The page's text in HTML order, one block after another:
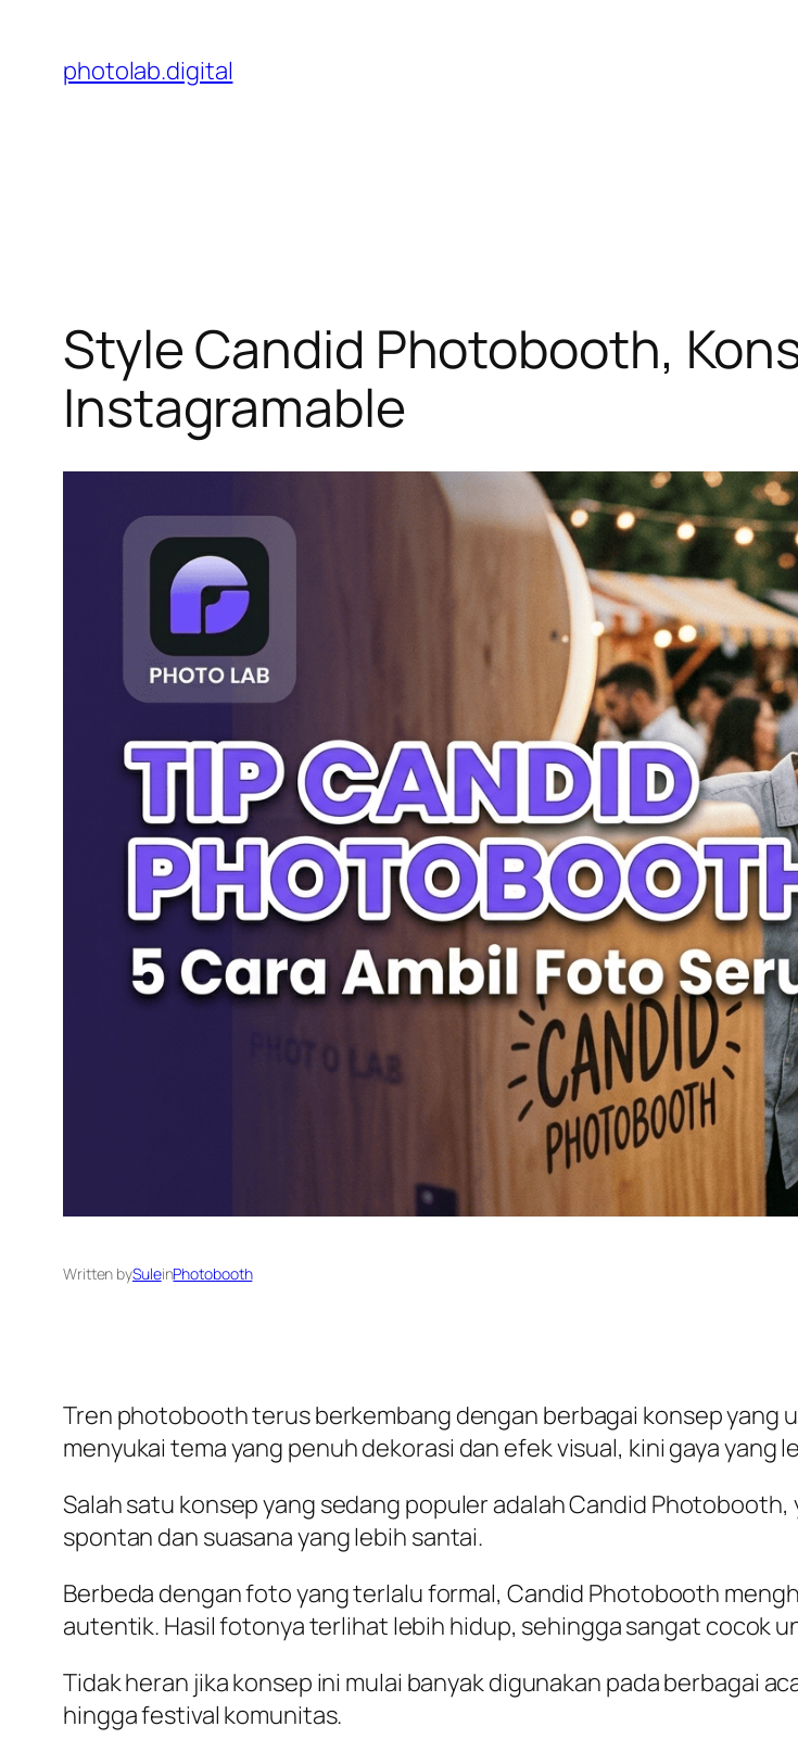
content
photolab.digital
Style Candid Photobooth,
Instagramable
Written bySuleinPhotobooth
Tren photobooth terus berkembang dengan berbagai konsep yang
menyukai tema yang penuh dekorasi dan efek visual, kini gaya yang
Salah satu konsep yang sedang populer adalah Candid
spontan dan suasana yang lebih santai.
Berbeda dengan foto yang terlalu formal, Candid Photobooth
autentik. Hasil fotonya terlihat lebih hidup, sehingga sangat cocok
Tidak heran jika konsep ini mulai banyak digunakan pada berbagai
hingga festival komunitas.